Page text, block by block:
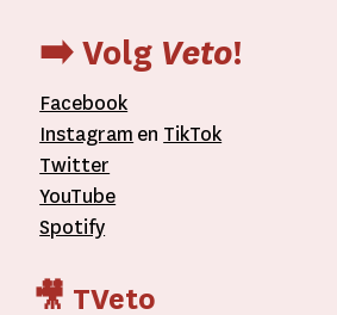
➡️ Volg Veto!
Facebook
Instagram en TikTok
Twitter
YouTube
Spotify
🎥 TVeto